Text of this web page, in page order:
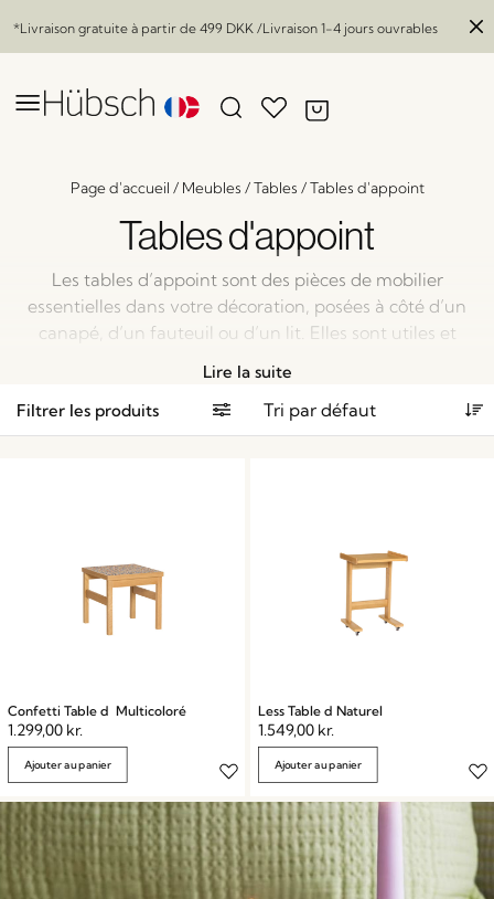
*Livraison gratuite à partir de 499 DKK /Livraison 1-4 jours ouvrables
Page d'accueil / Meubles /Tables /Tables d'appoint
Tables d'appoint
Les tables d’appoint sont des pièces de mobilier
essentielles dans votre décoration, posées à côté d’un
canapé, d’un fauteuil ou d’un lit. Elles sont utiles et
esthétisme, leur style. C’est d’ailleurs pour cette
raison que nous avons imaginé une collection de
tables d’appoint très jolies et variées.
Lire la suite
Filtrer les produits
Confetti Table d Multicoloré
1.299,00 kr.
Ajouter au panier
Less Table d Naturel
1.549,00 kr.
Ajouter au panier